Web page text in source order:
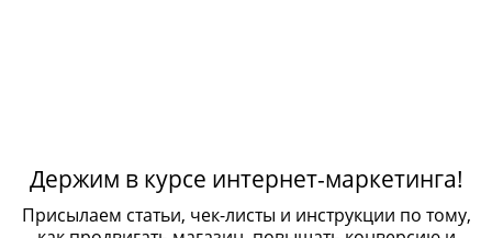
Держим в курсе интернет-маркетинга!
Присылаем статьи, чек-листы и инструкции по тому,